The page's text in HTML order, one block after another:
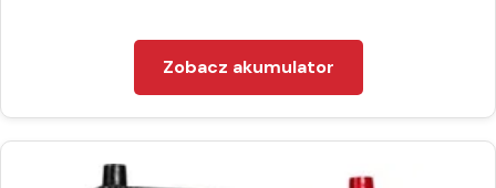
Zobacz akumulator